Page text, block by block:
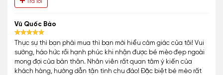
Trả lời
Vũ Quốc Bảo
Thực sự thì bạn phải mua thì bạn mới hiểu cảm giác của tôi! Vui
sướng, háo hức rồi hạnh phúc khi nhận được bé mèo đẹp ngoài
mong đợi của bản thân. Nhân viên rất quan tâm ý kiến của
khách hàng, hướng dẫn tận tình chu đáo! Đặc biệt bé mèo rất